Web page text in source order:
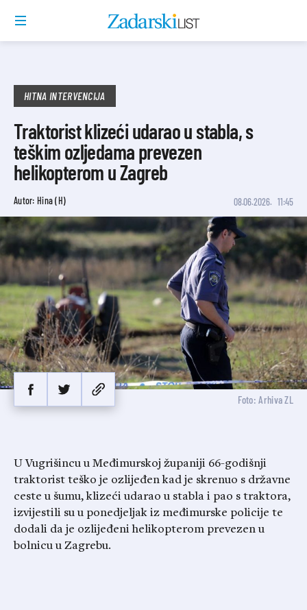
HITNA INTERVENCIJA
Traktorist klizeći udarao u stabla, s
teškim ozljedama prevezen
helikopterom u Zagreb
Autor: Hina (H) 08.06.2026. 11:45
Foto: Arhiva ZL
U Vugrišincu u Međimurskoj županiji 66-godišnji
traktorist teško je ozlijeđen kad je skrenuo s državne
ceste u šumu, klizeći udarao u stabla i pao s traktora,
izvijestili su u ponedjeljak iz međimurske policije te
dodali da je ozlijeđeni helikopterom prevezen u
bolnicu u Zagrebu.